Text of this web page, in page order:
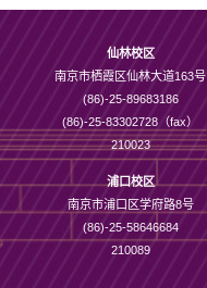
仙林校区
南京市栖霞区仙林大道163号
(86)-25-89683186
(86)-25-83302728（fax）
210023
浦口校区
南京市浦口区学府路8号
(86)-25-58646684
210089